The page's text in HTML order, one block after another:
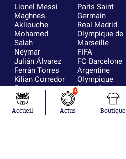
Lionel Messi
Maghnes
Akliouche
Mohamed
Salah
Neymar
Julián Álvarez
Ferrán Torres
Kilian Corredor
Franco
Mastantuono
Orel Mangala
Rio Mavuba
Paris Saint-
Germain
Real Madrid
Olympique de
Marseille
FIFA
FC Barcelone
Argentine
Olympique
lyonnais
AS Monaco
RC Strasbourg
Trabzonspor
Accueil
10
Actus Boutique